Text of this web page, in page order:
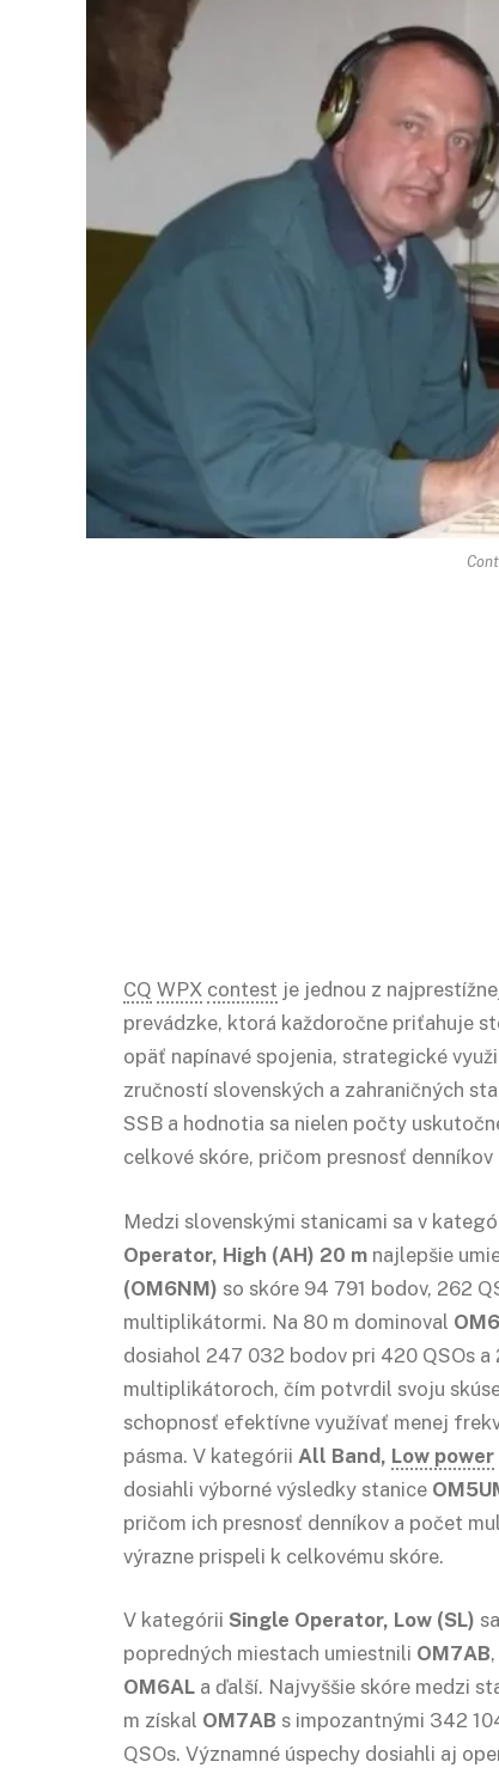
CQ WPX contest je jednou z
prevádzke, ktorá každoročne priťahuje
opäť napínavé spojenia, strategické
zručností slovenských a zahraničných
SSB a hodnotia sa nielen počty
celkové skóre, pričom presnosť
Medzi slovenskými stanicami sa v
Operator, High (AH) 20 m najlepšie
(OM6NM) so skóre 94 791 bodov, 262
multiplikátormi. Na 80 m dominoval
dosiahol 247 032 bodov pri 420 QSOs a
multiplikátoroch, čím potvrdil svoju
schopnosť efektívne využívať menej
pásma. V kategórii All Band, Low power
dosiahli výborné výsledky stanice
pričom ich presnosť denníkov a počet
výrazne prispeli k celkovému skóre.
V kategórii Single Operator, Low (SL)
popredných miestach umiestnili OM7AB,
OM6AL a ďalší. Najvyššie skóre medzi
m získal OM7AB s impozantnými 342
QSOs. Významné úspechy dosiahli aj